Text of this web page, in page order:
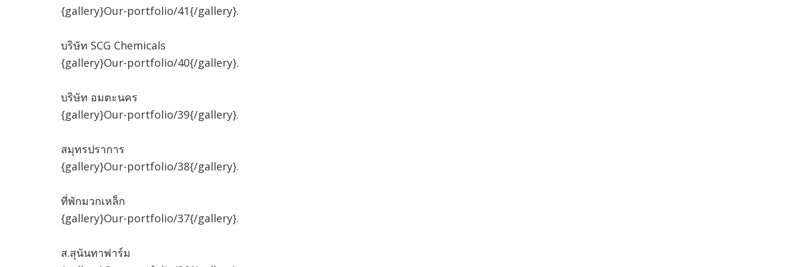
{gallery}Our-portfolio/41{/gallery}.
บริษัท SCG Chemicals
{gallery}Our-portfolio/40{/gallery}.
บริษัท อมตะนคร
{gallery}Our-portfolio/39{/gallery}.
สมุทรปราการ
{gallery}Our-portfolio/38{/gallery}.
ที่พักมวกเหล็ก
{gallery}Our-portfolio/37{/gallery}.
ส.สุนันทาฟาร์ม